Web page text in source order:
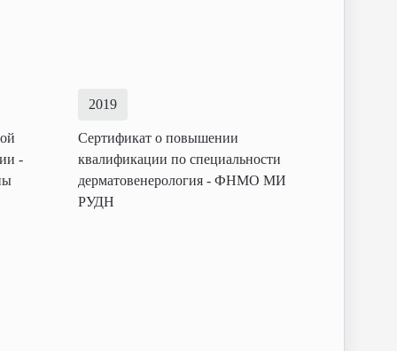
-
2019
Сертификат о повышении
квалификации по специальности
дерматовенерология - ФНМО МИ
РУДН